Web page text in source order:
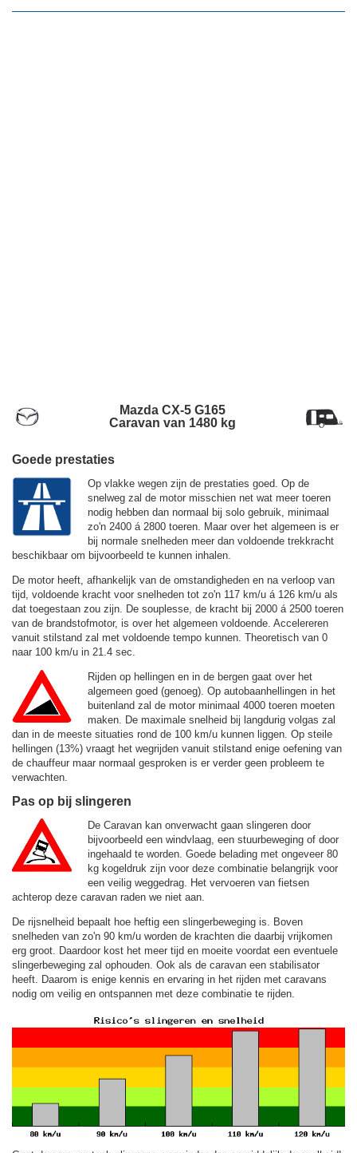
Mazda CX-5 G165
Caravan van 1480 kg
Goede prestaties
Op vlakke wegen zijn de prestaties goed. Op de
snelweg zal de motor misschien net wat meer toeren
nodig hebben dan normaal bij solo gebruik, minimaal
zo'n 2400 á 2800 toeren. Maar over het algemeen is er
bij normale snelheden meer dan voldoende trekkracht
beschikbaar om bijvoorbeeld te kunnen inhalen.
De motor heeft, afhankelijk van de omstandigheden en na verloop van
tijd, voldoende kracht voor snelheden tot zo'n 117 km/u á 126 km/u als
dat toegestaan zou zijn. De souplesse, de kracht bij 2000 á 2500 toeren
van de brandstofmotor, is over het algemeen voldoende. Accelereren
vanuit stilstand zal met voldoende tempo kunnen. Theoretisch van 0
naar 100 km/u in 21.4 sec.
Rijden op hellingen en in de bergen gaat over het
algemeen goed (genoeg). Op autobaanhellingen in het
buitenland zal de motor minimaal 4000 toeren moeten
maken. De maximale snelheid bij langdurig volgas zal
dan in de meeste situaties rond de 100 km/u kunnen liggen. Op steile
hellingen (13%) vraagt het wegrijden vanuit stilstand enige oefening van
de chauffeur maar normaal gesproken is er verder geen probleem te
verwachten.
Pas op bij slingeren
De Caravan kan onverwacht gaan slingeren door
bijvoorbeeld een windvlaag, een stuurbeweging of door
ingehaald te worden. Goede belading met ongeveer 80
kg kogeldruk zijn voor deze combinatie belangrijk voor
een veilig weggedrag. Het vervoeren van fietsen
achterop deze caravan raden we niet aan.
De rijsnelheid bepaalt hoe heftig een slingerbeweging is. Boven
snelheden van zo'n 90 km/u worden de krachten die daarbij vrijkomen
erg groot. Daardoor kost het meer tijd en moeite voordat een eventuele
slingerbeweging zal ophouden. Ook als de caravan een stabilisator
heeft. Daarom is enige kennis en ervaring in het rijden met caravans
nodig om veilig en ontspannen met deze combinatie te rijden.